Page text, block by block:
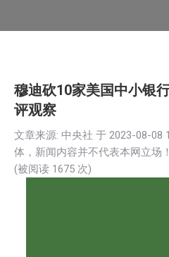
穆迪砍10家美国中小银
评观察
文章来源: 中央社 于 2023-08-08
体，新闻内容并不代表本网立场！
(被阅读 1675 次)